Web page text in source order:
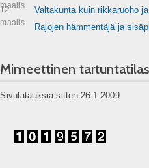
maalis
12.
maalis
Valtakunta kuin rikkaruoho
Rajojen hämmentäjä ja
Mimeettinen
Sivulatauksia sitten 26.1.2009